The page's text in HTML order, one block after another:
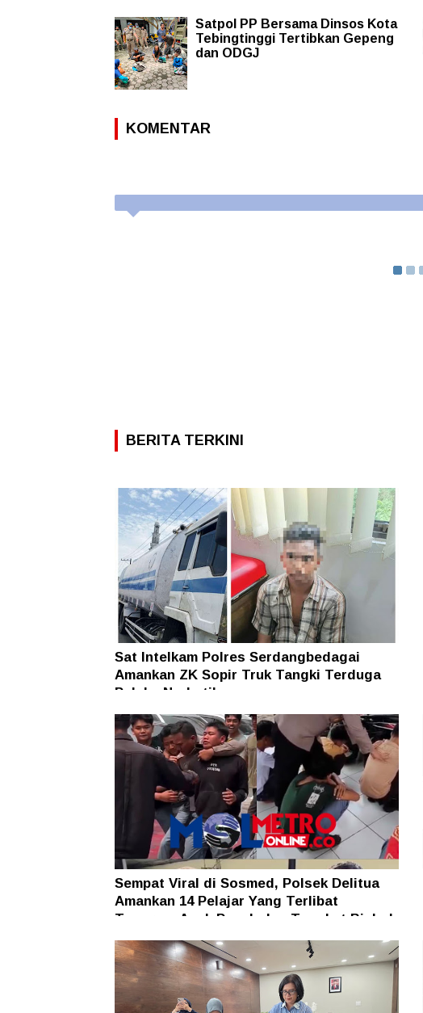
Satpol PP Bersama Dinsos Kota
Tebingtinggi Tertibkan Gepeng
dan ODGJ
KOMENTAR
BERITA TERKINI
Sat Intelkam Polres Serdangbedagai
Amankan ZK Sopir Truk Tangki Terduga
Pelaku Narkotika
Sempat Viral di Sosmed, Polsek Delitua
Amankan 14 Pelajar Yang Terlibat
Tawuran, Anak Panah dan Tongkat Bisbol
Ikut Diamankan